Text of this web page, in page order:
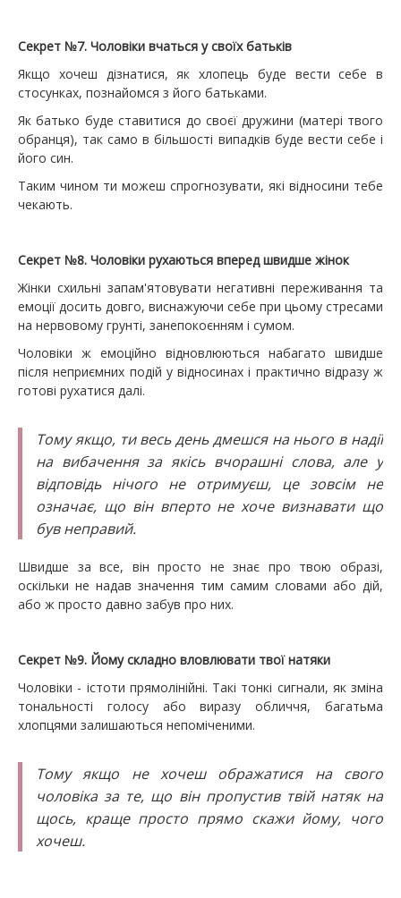
Секрет №7. Чоловіки вчаться у своїх батьків
Якщо хочеш дізнатися, як хлопець буде вести себе в
стосунках, познайомся з його батьками.
Як батько буде ставитися до своєї дружини (матері твого
обранця), так само в більшості випадків буде вести себе і
його син.
Таким чином ти можеш спрогнозувати, які відносини тебе
чекають.
Секрет №8. Чоловіки рухаються вперед швидше жінок
Жінки схильні запам'ятовувати негативні переживання та
емоції досить довго, виснажуючи себе при цьому стресами
на нервовому грунті, занепокоєнням і сумом.
Чоловіки ж емоційно відновлюються набагато швидше
після неприємних подій у відносинах і практично відразу ж
готові рухатися далі.
Тому якщо, ти весь день дмешся на нього в надії
на вибачення за якісь вчорашні слова, але у
відповідь нічого не отримуєш, це зовсім не
означає, що він вперто не хоче визнавати що
був неправий.
Швидше за все, він просто не знає про твою образі,
оскільки не надав значення тим самим словами або дій,
або ж просто давно забув про них.
Секрет №9. Йому складно вловлювати твої натяки
Чоловіки - істоти прямолінійні. Такі тонкі сигнали, як зміна
тональності голосу або виразу обличчя, багатьма
хлопцями залишаються непоміченими.
Тому якщо не хочеш ображатися на свого
чоловіка за те, що він пропустив твій натяк на
щось, краще просто прямо скажи йому, чого
хочеш.